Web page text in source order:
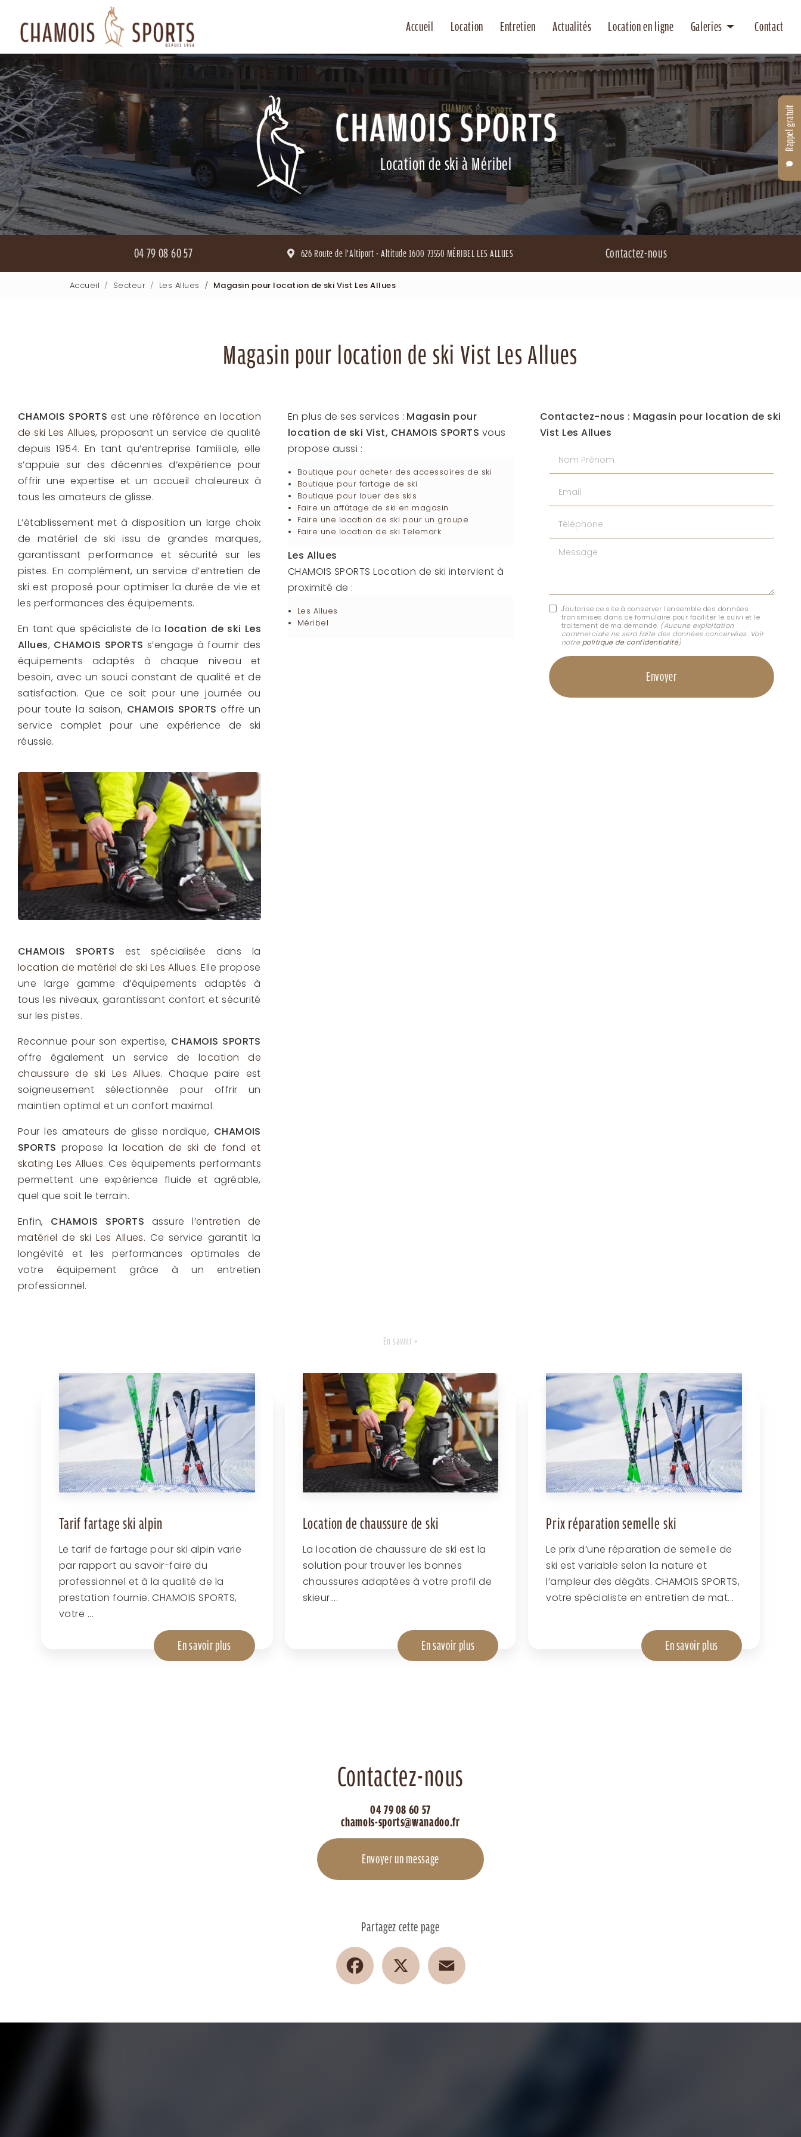
contenu
principal
Rappel gratuit
Accueil Location Entretien Actualités Location en ligne Galeries
Location
Entretien
Contact
Location de ski à Méribel
04 79 08 60 57 626 Route de l'Altiport - Altitude 1600 73550 MÉRIBEL LES ALLUES Contactez-nous
Accueil Secteur Les Allues Magasin pour location de ski Vist Les Allues
Magasin pour location de ski Vist Les Allues
CHAMOIS SPORTS est une référence enlocation
de ski Les Allues, proposant un service de qualité
depuis 1954. En tant qu’entreprise familiale, elle
s’appuie sur des décennies d’expérience pour
offrir une expertise et un accueil chaleureux à
tous les amateurs de glisse.
L’établissement met à disposition un large choix
de matériel de ski issu de grandes marques,
garantissant performance et sécurité sur les
pistes. En complément, un service d’entretien de
ski est proposé pour optimiser la durée de vie et
les performances des équipements.
En tant que spécialiste de la location de ski Les
Allues, CHAMOIS SPORTS s’engage à fournir des
équipements adaptés à chaque niveau et
besoin, avec un souci constant de qualité et de
satisfaction. Que ce soit pour une journée ou
pour toute la saison, CHAMOIS SPORTS offre un
service complet pour une expérience de ski
réussie.
CHAMOIS SPORTS est spécialisée dans la
location de matériel de ski Les Allues. Elle propose
une large gamme d’équipements adaptés à
tous les niveaux, garantissant confort et sécurité
sur les pistes.
Reconnue pour son expertise, CHAMOIS SPORTS
offre également un service de location de
chaussure de ski Les Allues. Chaque paire est
soigneusement sélectionnée pour offrir un
maintien optimal et un confort maximal.
Pour les amateurs de glisse nordique, CHAMOIS
SPORTS propose la location de ski de fond et
skating Les Allues. Ces équipements performants
permettent une expérience fluide et agréable,
quel que soit le terrain.
Enfin, CHAMOIS SPORTS assure l’entretien de
matériel de ski Les Allues. Ce service garantit la
longévité et les performances optimales de
votre équipement grâce à un entretien
professionnel.
En plus de ses services : Magasin pour
location de ski Vist, CHAMOIS SPORTS vous
propose aussi :
Boutique pour acheter des accessoires de ski
Boutique pour fartage de ski
Boutique pour louer des skis
Faire un affûtage de ski en magasin
Faire une location de ski pour un groupe
Faire une location de ski Telemark
Les Allues
CHAMOIS SPORTS Location de ski intervient à
proximité de :
Les Allues
Méribel
Contactez-nous : Magasin pour location de ski
Vist Les Allues
Nom Prénom
Email
Téléphone
Message
J'autorise ce site à conserver l'ensemble des données
transmises dans ce formulaire pour faciliter le suivi et le
traitement de ma demande. (Aucune exploitation
commerciale ne sera faite des données concervées. Voir
notre politique de confidentialité)
En savoir +
Tarif fartage ski alpin
Le tarif de fartage pour ski alpin varie
par rapport au savoir-faire du
professionnel et à la qualité de la
prestation fournie. CHAMOIS SPORTS,
votre ...
En savoir plus
Location de chaussure de ski
La location de chaussure de ski est la
solution pour trouver les bonnes
chaussures adaptées à votre profil de
skieur....
En savoir plus
Prix réparation semelle ski
Le prix d’une réparation de semelle de
ski est variable selon la nature et
l’ampleur des dégâts. CHAMOIS SPORTS,
votre spécialiste en entretien de mat...
En savoir plus
Contactez-nous
04 79 08 60 57
chamois-sports@wanadoo.fr
Envoyer un message
Partagez cette page
Facebook